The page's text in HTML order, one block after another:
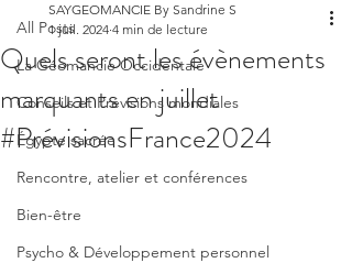
All Posts
La Géomancie Occidentale
Conseils et Prévisions mondiales
Égypte sacrée
Rencontre, atelier et conférences
Bien-être
Psycho & Développement personnel
Quels seront les évènements
marquants en juillet
#PrévisionsFrance2024
SAYGEOMANCIE By Sandrine S
1 juil. 2024 4 min de lecture